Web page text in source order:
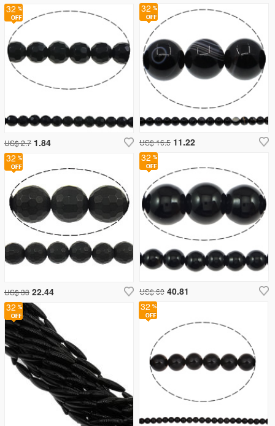
32
US$ 16.5 11.22
32
US$ 2.7 1.84
32
US$ 60 40.81
32
US$ 33 22.44
32
32